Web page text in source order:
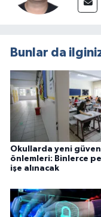
Bunlar da
Okullarda yeni
önlemleri: Binlerce
işe alınacak